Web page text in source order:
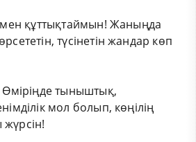
құттықтаймын! Жаныңда
түсінетін жандар көп
Өміріңде тыныштық,
мол болып, көңілің